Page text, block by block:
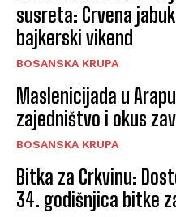
susreta: Crvena
bajkerski vikend
BOSANSKA KRUPA
Maslenicijada u
zajedništvo i okus
BOSANSKA KRUPA
Bitka za Crkvinu:
34. godišnjica bitke